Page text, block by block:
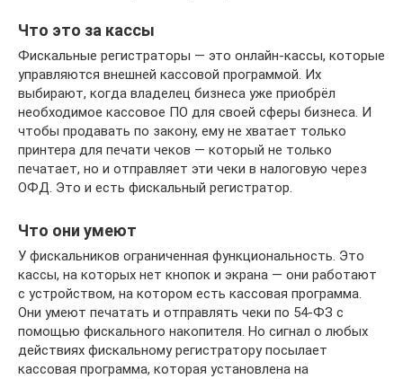
Что это за кассы
Фискальные регистраторы — это онлайн-кассы, которые
управляются внешней кассовой программой. Их
выбирают, когда владелец бизнеса уже приобрёл
необходимое кассовое ПО для своей сферы бизнеса. И
чтобы продавать по закону, ему не хватает только
принтера для печати чеков — который не только
печатает, но и отправляет эти чеки в налоговую через
ОФД. Это и есть фискальный регистратор.
Что они умеют
У фискальников ограниченная функциональность. Это
кассы, на которых нет кнопок и экрана — они работают
с устройством, на котором есть кассовая программа.
Они умеют печатать и отправлять чеки по 54-ФЗ с
помощью фискального накопителя. Но сигнал о любых
действиях фискальному регистратору посылает
кассовая программа, которая установлена на